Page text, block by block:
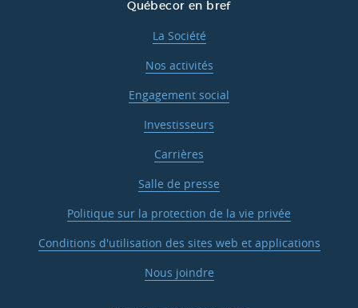
Québecor en bref
La Société
Nos activités
Engagement social
Investisseurs
Carrières
Salle de presse
Politique sur la protection de la vie privée
Conditions d'utilisation des sites web et applications
Nous joindre